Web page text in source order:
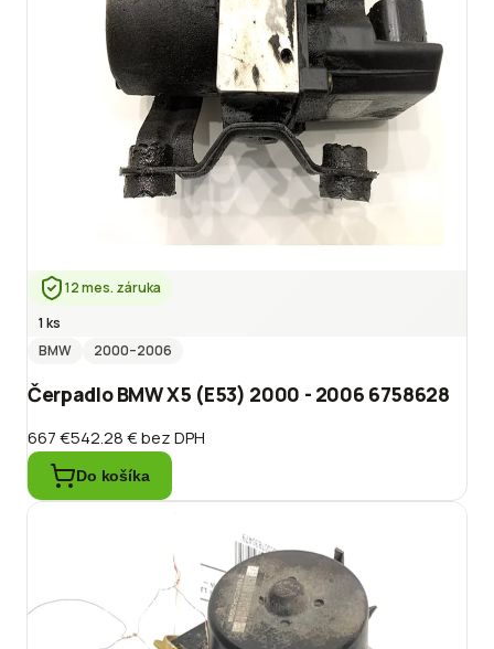
12 mes. záruka
1 ks
BMW
2000–2006
Čerpadlo BMW X5 (E53) 2000 - 2006 6758628
667 €542.28 €bez DPH
Do košíka